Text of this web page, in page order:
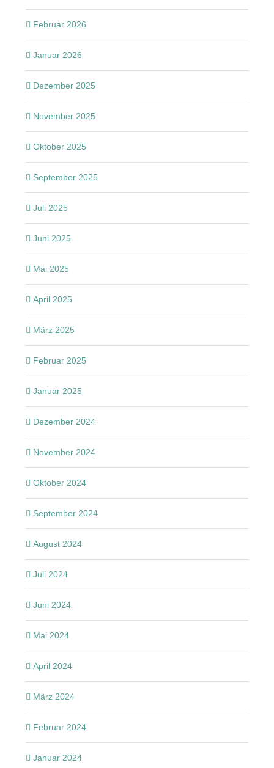
Februar 2026
Januar 2026
Dezember 2025
November 2025
Oktober 2025
September 2025
Juli 2025
Juni 2025
Mai 2025
April 2025
März 2025
Februar 2025
Januar 2025
Dezember 2024
November 2024
Oktober 2024
September 2024
August 2024
Juli 2024
Juni 2024
Mai 2024
April 2024
März 2024
Februar 2024
Januar 2024